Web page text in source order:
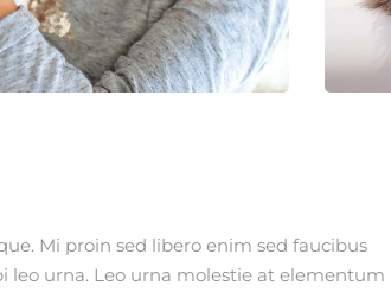
Mi proin sed libero enim sed faucibus
leo urna. Leo urna molestie at elementum